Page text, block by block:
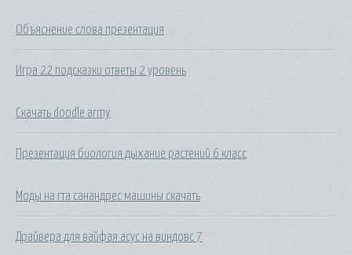
Объяснение слова презентация
Игра 22 подсказки ответы 2 уровень
Скачать doodle army
Презентация биология дыхание растений 6 класс
Моды на гта санандрес машины скачать
Драйвера для вайфая асус на виндовс 7